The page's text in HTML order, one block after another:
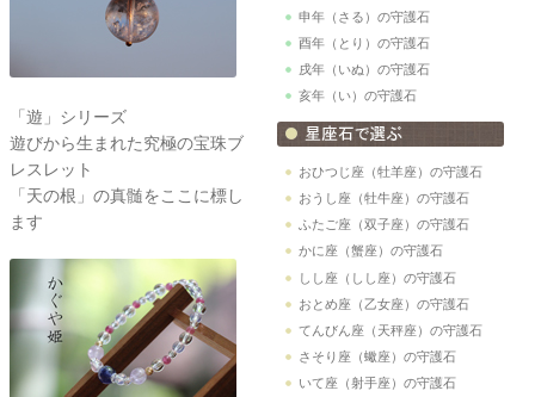
「遊」シリーズ
遊びから生まれた究極の宝珠ブ
レスレット
「天の根」の真髄をここに標し
ます
申年（さる）の守護石
酉年（とり）の守護石
戌年（いぬ）の守護石
亥年（い）の守護石
おひつじ座（牡羊座）の守護石
おうし座（牡牛座）の守護石
ふたご座（双子座）の守護石
かに座（蟹座）の守護石
しし座（しし座）の守護石
おとめ座（乙女座）の守護石
てんびん座（天秤座）の守護石
さそり座（蠍座）の守護石
いて座（射手座）の守護石